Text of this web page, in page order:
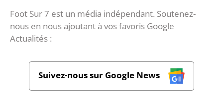
Foot Sur 7 est un média indépendant. Soutenez-
nous en nous ajoutant à vos favoris Google
Actualités :
Suivez-nous sur Google News